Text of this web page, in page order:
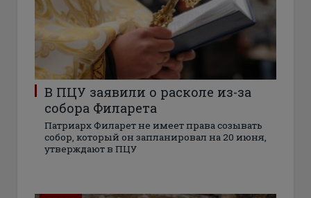
В ПЦУ заявили о расколе из-за
собора Филарета
Патриарх Филарет не имеет права созывать
собор, который он запланировал на 20 июня,
утверждают в ПЦУ